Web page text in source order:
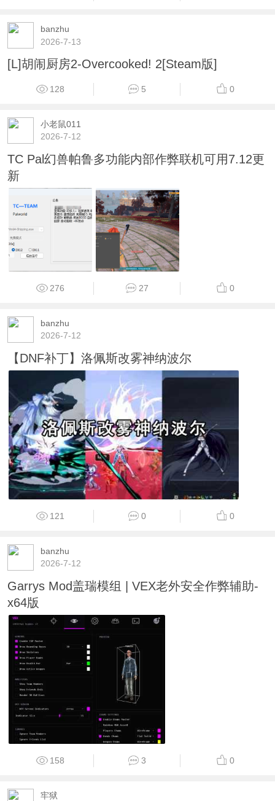
banzhu
2026-7-13
[L]胡闹厨房2-Overcooked! 2[Steam版]
128 5 0
小老鼠011
2026-7-12
TC Pal幻兽帕鲁多功能内部作弊联机可用7.12更
新
276 27 0
banzhu
2026-7-12
【DNF补丁】洛佩斯改雾神纳波尔
121 0 0
banzhu
2026-7-12
Garrys Mod盖瑞模组 | VEX老外安全作弊辅助-
x64版
158 3 0
牢狱